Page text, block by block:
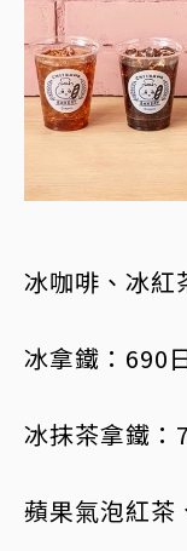
冰咖啡、冰紅
冰拿鐵：690
冰抹茶拿鐵：
蘋果氣泡紅茶